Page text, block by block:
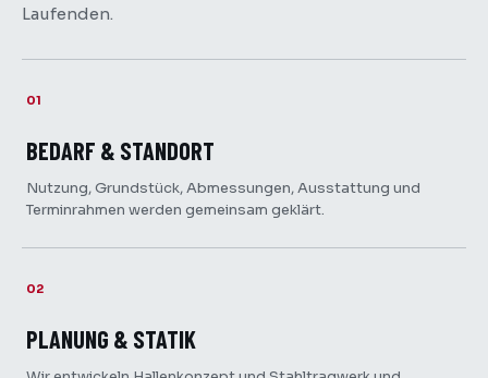
Laufenden.
01
BEDARF & STANDORT
Nutzung, Grundstück, Abmessungen, Ausstattung und
Terminrahmen werden gemeinsam geklärt.
02
PLANUNG & STATIK